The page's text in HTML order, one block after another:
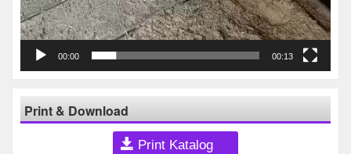
00:00 00:13
Print & Download
Print Katalog